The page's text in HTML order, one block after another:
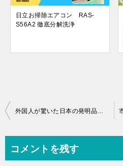
日立お掃除エアコン RAS-
S56A2 徹底分解洗浄
投
ビ
外国人が驚いた日本の発明品 『洗濯ネット』
コメントを残す